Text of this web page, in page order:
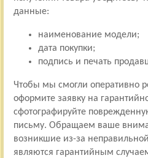
данные:
наименование модели;
дата покупки;
подпись и печать
Чтобы мы смогли оперативно
оформите заявку на
сфотографируйте
письму. Обращаем ваше
возникшие из-за
являются гарантийным